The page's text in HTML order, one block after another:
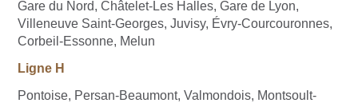
Gare du Nord, Châtelet-Les Halles, Gare de Lyon,
Villeneuve Saint-Georges, Juvisy, Évry-Courcouronnes,
Corbeil-Essonne, Melun
Ligne H
Pontoise, Persan-Beaumont, Valmondois, Montsoult-